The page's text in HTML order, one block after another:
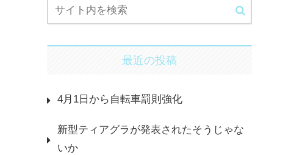
最近の投稿
4月1日から自転車罰則強化
新型ティアグラが発表されたそうじゃな
いか